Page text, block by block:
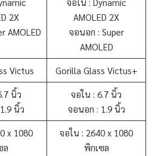
2X
AMOLED
AMOLED 2X
จอนอก : Super
AMOLED
Victus Gorilla Glass Victus+
นิ้ว
นิ้ว
จอใน : 6.7 นิ้ว
จอนอก : 1.9 นิ้ว
x 1080
ล
จอใน : 2640 x 1080
พิกเซล